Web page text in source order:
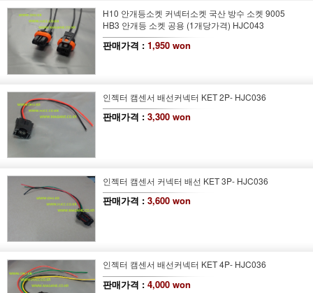
H10 안개등소켓 커넥터소켓 국산 방수 소켓 9005
HB3 안개등 소켓 공용 (1개당가격) HJC043
판매가격 : 1,950 won
인젝터 캠센서 배선커넥터 KET 2P- HJC036
판매가격 : 3,300 won
인젝터 캠센서 커넥터 배선 KET 3P- HJC036
판매가격 : 3,600 won
인젝터 캠센서 배선커넥터 KET 4P- HJC036
판매가격 : 4,000 won